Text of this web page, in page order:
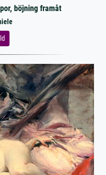
böjning framåt